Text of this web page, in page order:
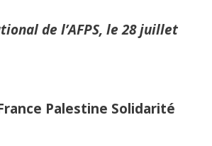
de l’AFPS, le 28 juillet
Palestine Solidarité